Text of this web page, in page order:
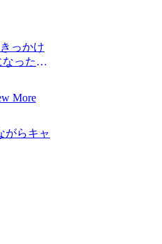
せんで
いまし
提供を
いとい
の高い
かった
さんの
です。
を上げる
。
っかけ
ったと
ャリア
業職か
メ元で話
るファ
てくれ
も幅広
に信頼
とにし
けてく
More
がらキャ